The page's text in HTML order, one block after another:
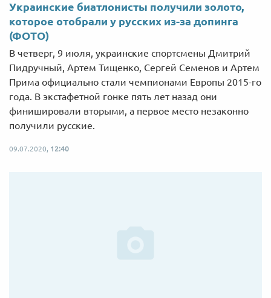
Украинские биатлонисты получили золото,
которое отобрали у русских из-за допинга
(ФОТО)
В четверг, 9 июля, украинские спортсмены Дмитрий
Пидручный, Артем Тищенко, Сергей Семенов и Артем
Прима официально стали чемпионами Европы 2015-го
года. В экстафетной гонке пять лет назад они
финишировали вторыми, а первое место незаконно
получили русские.
09.07.2020, 12:40